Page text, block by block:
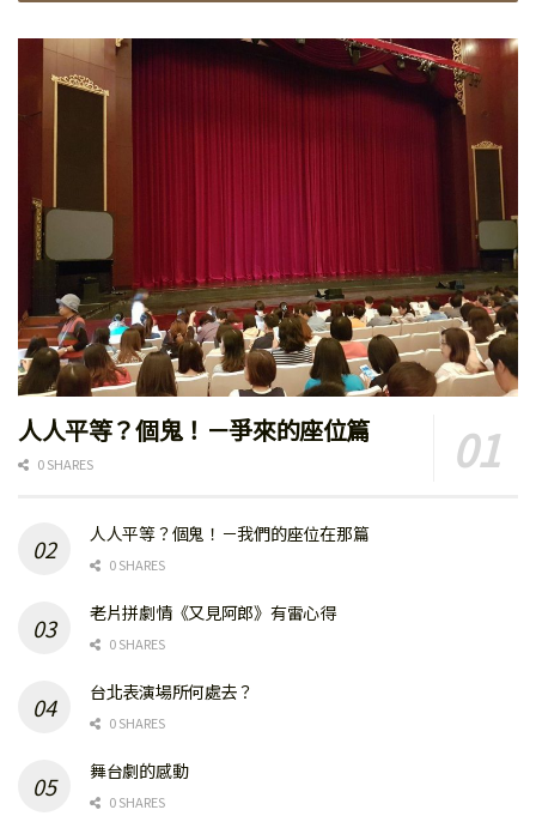
人人平等？個鬼！－爭來的座位篇
0 SHARES
人人平等？個鬼！－我們的座位在那篇
0 SHARES
老片拼劇情《又見阿郎》有雷心得
0 SHARES
台北表演場所何處去？
0 SHARES
舞台劇的感動
0 SHARES